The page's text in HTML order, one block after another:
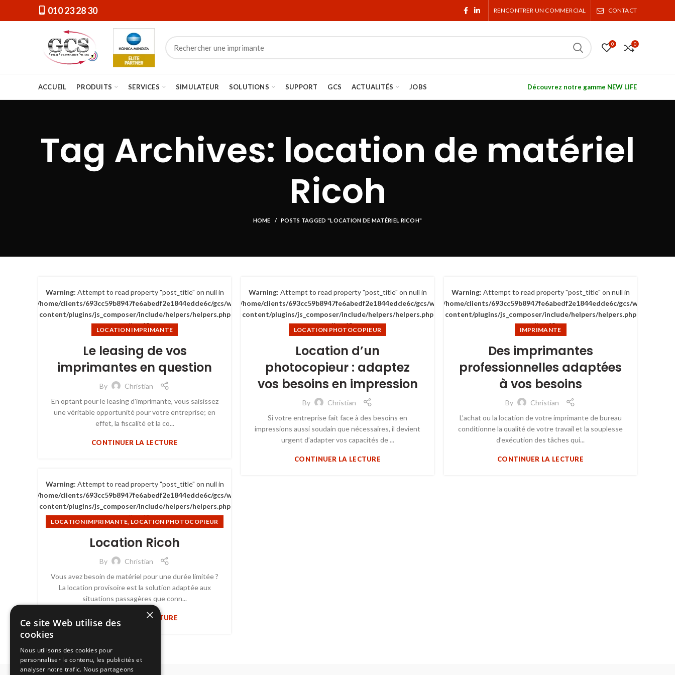
010 23 28 30 RENCONTRER UN COMMERCIAL CONTACT
0 0
ACCUEIL PRODUITS SERVICES SIMULATEUR SOLUTIONS SUPPORT GCS ACTUALITÉS JOBS Découvrez notre gamme NEW LIFE
Tag Archives: location de matériel
Ricoh
HOME POSTS TAGGED "LOCATION DE MATÉRIEL RICOH"
Warning: Attempt to read property "post_title" on null in
/home/clients/693cc59b8947fe6abedf2e1844edde6c/gcs/wp-
content/plugins/js_composer/include/helpers/helpers.php
on line63
LOCATION IMPRIMANTE
Le leasing de vos
imprimantes en question
By
Christian
En optant pour le leasing d'imprimante, vous saisissez
une véritable opportunité pour votre entreprise; en
effet, la fiscalité et la co...
CONTINUER LA LECTURE
Warning: Attempt to read property "post_title" on null in
/home/clients/693cc59b8947fe6abedf2e1844edde6c/gcs/wp-
content/plugins/js_composer/include/helpers/helpers.php
on line63
LOCATION PHOTOCOPIEUR
Location d’un
photocopieur : adaptez
vos besoins en impression
By
Christian
Si votre entreprise fait face à des besoins en
impressions aussi soudain que nécessaires, il devient
urgent d’adapter vos capacités de ...
CONTINUER LA LECTURE
Warning: Attempt to read property "post_title" on null in
/home/clients/693cc59b8947fe6abedf2e1844edde6c/gcs/wp-
content/plugins/js_composer/include/helpers/helpers.php
on line63
IMPRIMANTE
Des imprimantes
professionnelles adaptées
à vos besoins
By
Christian
L’achat ou la location de votre imprimante de bureau
conditionne la qualité de votre travail et la souplesse
d’exécution des tâches qui...
CONTINUER LA LECTURE
Warning: Attempt to read property "post_title" on null in
/home/clients/693cc59b8947fe6abedf2e1844edde6c/gcs/wp-
content/plugins/js_composer/include/helpers/helpers.php
on line63
LOCATION IMPRIMANTE, LOCATION PHOTOCOPIEUR
Location Ricoh
By
Christian
Vous avez besoin de matériel pour une durée limitée ?
La location provisoire est la solution adaptée aux
situations passagères que conn...
CONTINUER LA LECTURE
×
Ce site Web utilise des
cookies
Nous utilisons des cookies pour
personnaliser le contenu, les publicités et
analyser notre trafic. Nous partageons